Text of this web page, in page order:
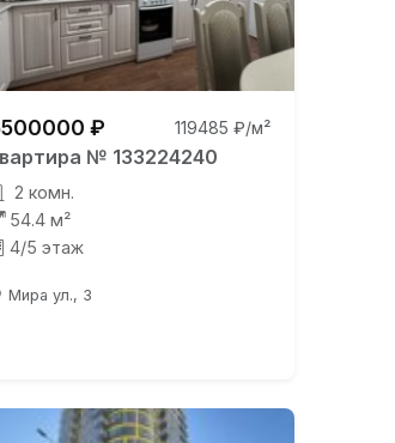
₽ 119485 ₽/м²
№ 133224240
2 комн.
54.4 м²
4/5 этаж
Мира ул., 3